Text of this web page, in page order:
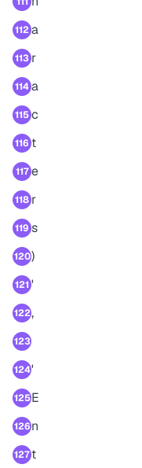
112a
113 r
114a
115c
116 t
117 e
118 r
119 s
120)
121 '
122,
123
124'
125E
126n
127t